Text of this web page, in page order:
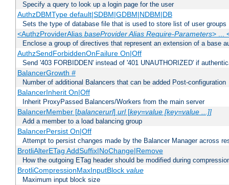
Specify a query to look up a login page for the user
AuthzDBMType default|SDBM|GDBM|NDBM|DB
Sets the type of database file that is used to store list of user groups
<AuthzProviderAlias baseProvider Alias Require-Parameters> ...
Enclose a group of directives that represent an extension of a base
AuthzSendForbiddenOnFailure On|Off
Send '403 FORBIDDEN' instead of '401 UNAUTHORIZED' if
BalancerGrowth #
Number of additional Balancers that can be added Post-configuration
BalancerInherit On|Off
Inherit ProxyPassed Balancers/Workers from the main server
BalancerMember [balancerurl] url[key=value [key=value ...]]
Add a member to a load balancing group
BalancerPersist On|Off
Attempt to persist changes made by the Balancer Manager across
BrotliAlterETag AddSuffix|NoChange|Remove
How the outgoing ETag header should be modified during
BrotliCompressionMaxInputBlock value
Maximum input block size